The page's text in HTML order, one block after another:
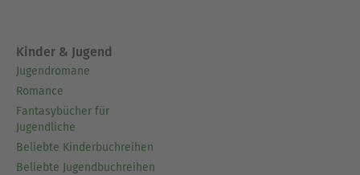
Kinder & Jugend
Jugendromane
Romance
Fantasybücher für
Jugendliche
Beliebte Kinderbuchreihen
Beliebte Jugendbuchreihen